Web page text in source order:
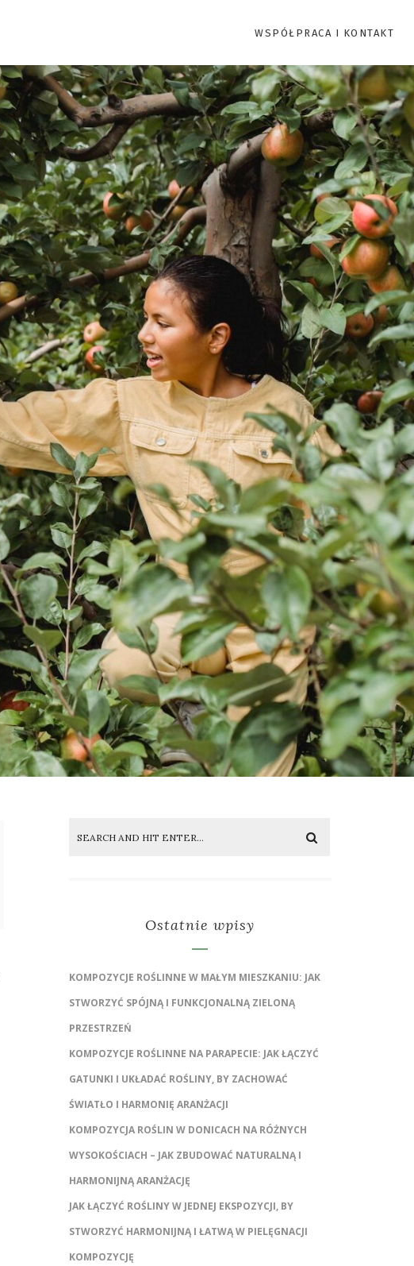
WSPÓŁPRACA I KONTAKT
Ostatnie wpisy
KOMPOZYCJE ROŚLINNE W MAŁYM MIESZKANIU: JAK
STWORZYĆ SPÓJNĄ I FUNKCJONALNĄ ZIELONĄ
PRZESTRZEŃ
KOMPOZYCJE ROŚLINNE NA PARAPECIE: JAK ŁĄCZYĆ
GATUNKI I UKŁADAĆ ROŚLINY, BY ZACHOWAĆ
ŚWIATŁO I HARMONIĘ ARANŻACJI
KOMPOZYCJA ROŚLIN W DONICACH NA RÓŻNYCH
WYSOKOŚCIACH – JAK ZBUDOWAĆ NATURALNĄ I
HARMONIJNĄ ARANŻACJĘ
JAK ŁĄCZYĆ ROŚLINY W JEDNEJ EKSPOZYCJI, BY
STWORZYĆ HARMONIJNĄ I ŁATWĄ W PIELĘGNACJI
KOMPOZYCJĘ